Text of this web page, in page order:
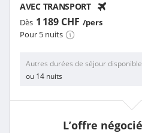
AVEC TRANSPORT
Dès 1 189 CHF /pers
Pour 5 nuits
Autres durées de séjour
ou 14 nuits
L’offre